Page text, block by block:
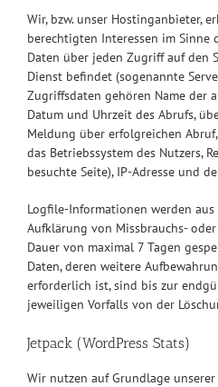
Wir, bzw. unser Hostinganbieter,
berechtigten Interessen im Sinne
Daten über jeden Zugriff auf den
Dienst befindet (sogenannte
Zugriffsdaten gehören Name der
Datum und Uhrzeit des Abrufs,
Meldung über erfolgreichen
das Betriebssystem des Nutzers,
besuchte Seite), IP-Adresse und
Logfile-Informationen werden aus
Aufklärung von Missbrauchs-
Dauer von maximal 7 Tagen
Daten, deren weitere
erforderlich ist, sind bis zur
jeweiligen Vorfalls von der
Jetpack (WordPress Stats)
Wir nutzen auf Grundlage